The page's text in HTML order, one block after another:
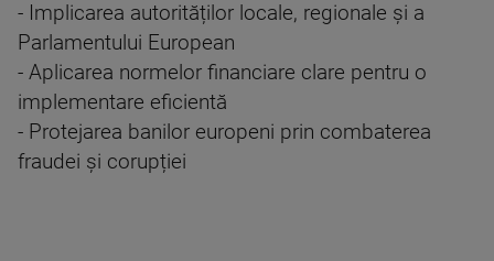
- Implicarea autorităților locale, regionale și a
Parlamentului European
- Aplicarea normelor financiare clare pentru o
implementare eficientă
- Protejarea banilor europeni prin combaterea
fraudei și corupției